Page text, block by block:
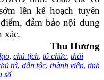
lên kế hoạch tuyên
đảm bảo nội dung
xác.
Thu Hương
, chủ tịch, tổ chức, thái
trì, dân tộc, thành viên, tỉnh
số